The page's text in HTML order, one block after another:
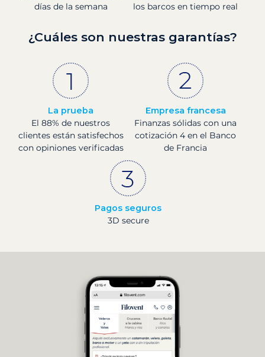
días de la semana
los barcos en tiempo real
¿Cuáles son nuestras garantías?
La prueba
El 88% de nuestros
clientes están satisfechos
con opiniones verificadas
Empresa francesa
Finanzas sólidas con una
cotización 4 en el Banco
de Francia
Pagos seguros
3D secure